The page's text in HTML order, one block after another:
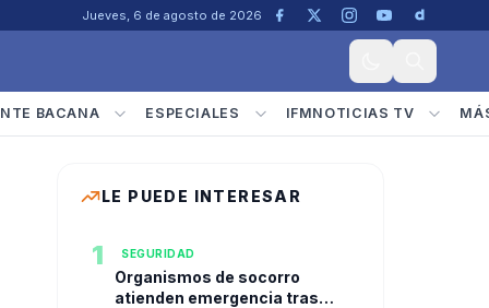
Jueves, 6 de agosto de 2026
BACANA ESPECIALES IFMNOTICIAS TV
LE PUEDE INTERESAR
1 SEGURIDAD
Organismos de socorro
atienden emergencia tras